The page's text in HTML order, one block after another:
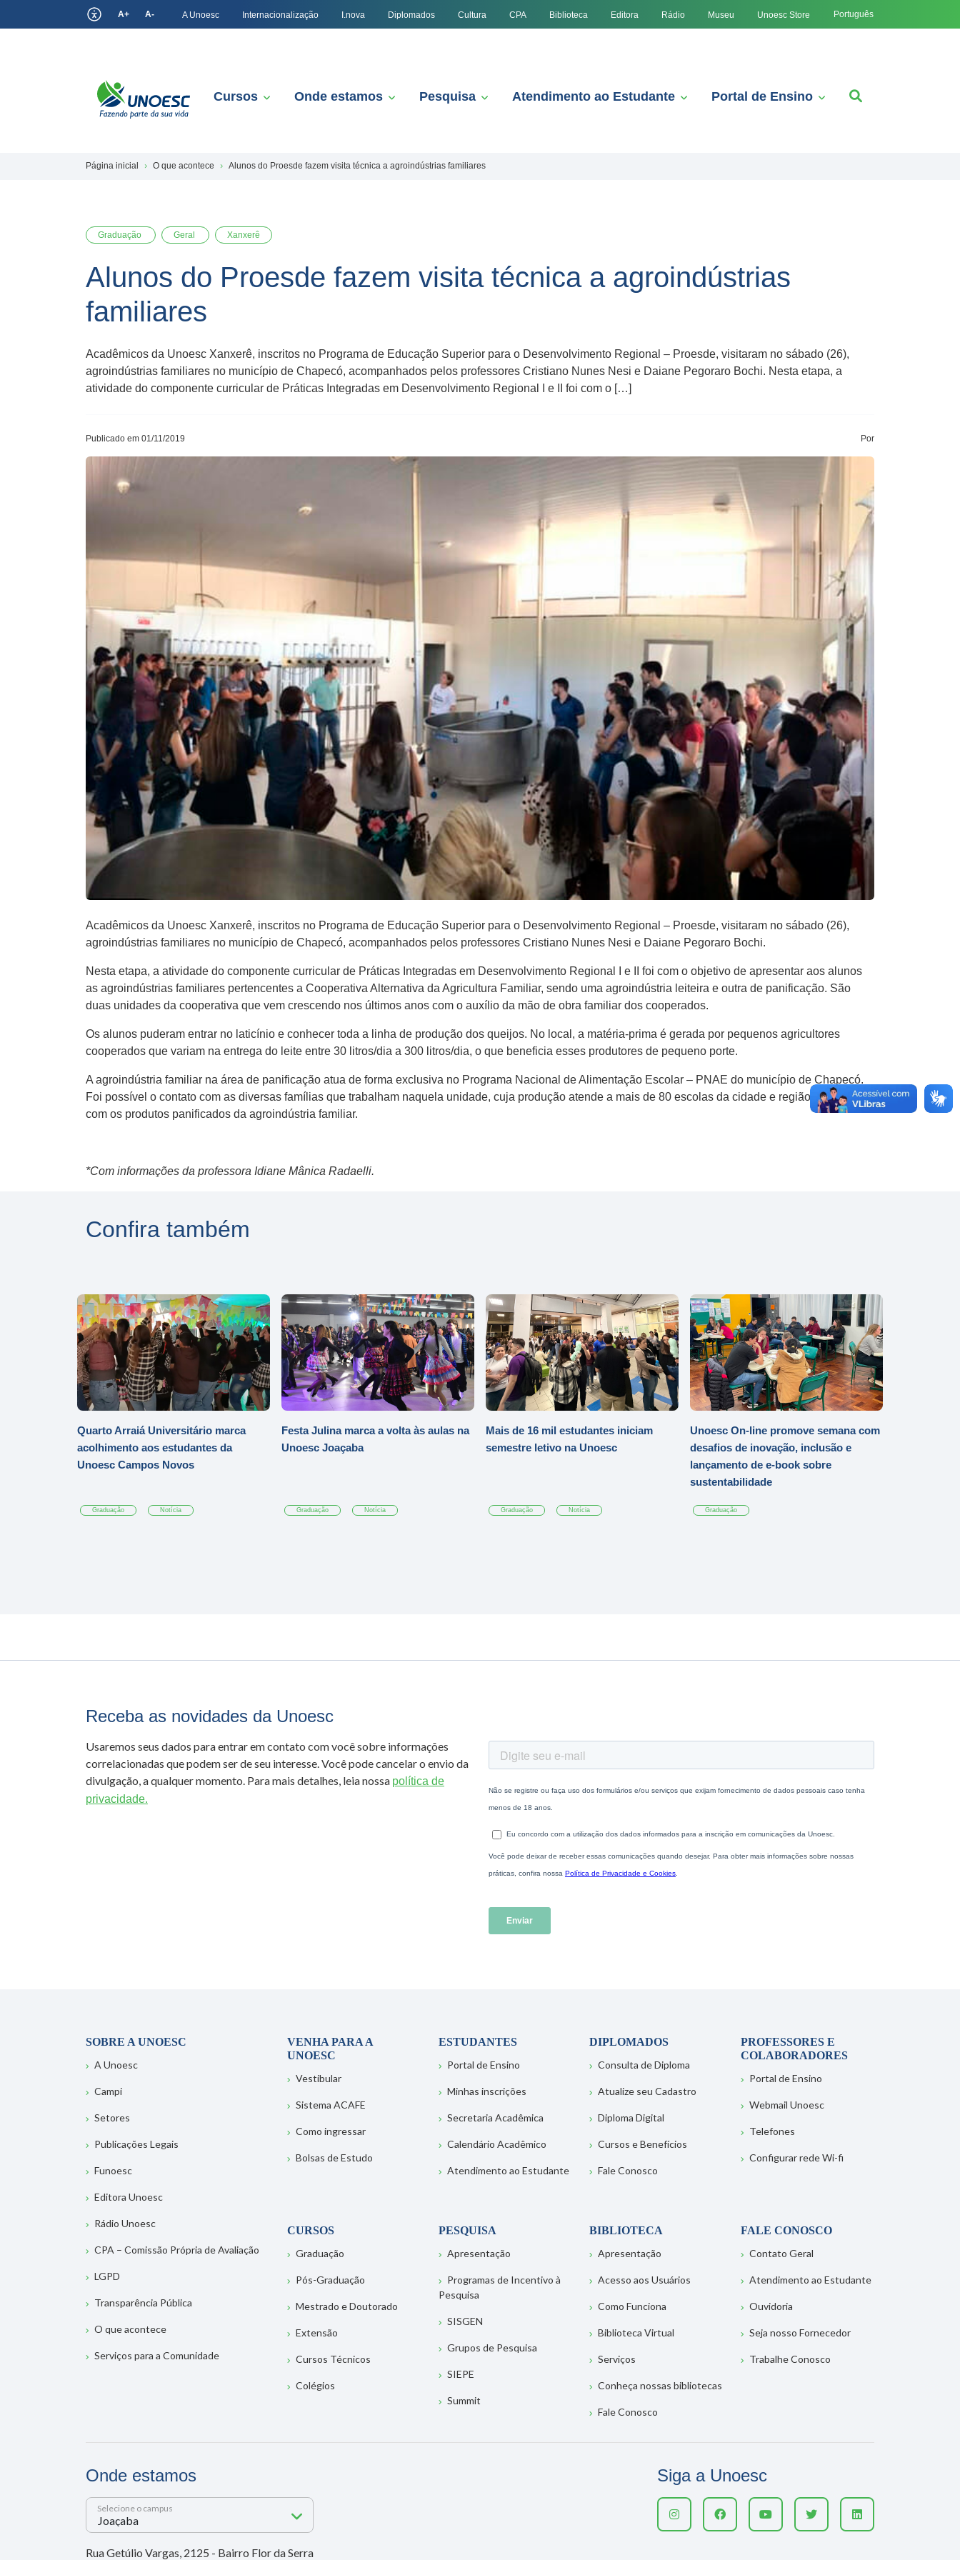
A+ A- A Unoesc Internacionalização I.nova Diplomados Cultura CPA Biblioteca Editora Rádio Museu Unoesc Store Português
Cursos Onde estamos Pesquisa Atendimento ao Estudante Portal de Ensino
Página inicial O que acontece Alunos do Proesde fazem visita técnica a agroindústrias familiares
Graduação Geral Xanxerê
Alunos do Proesde fazem visita técnica a agroindústrias
familiares
Acadêmicos da Unoesc Xanxerê, inscritos no Programa de Educação Superior para o Desenvolvimento Regional – Proesde, visitaram no sábado (26),
agroindústrias familiares no município de Chapecó, acompanhados pelos professores Cristiano Nunes Nesi e Daiane Pegoraro Bochi. Nesta etapa, a
atividade do componente curricular de Práticas Integradas em Desenvolvimento Regional I e II foi com o […]
Publicado em 01/11/2019 Por
Acadêmicos da Unoesc Xanxerê, inscritos no Programa de Educação Superior para o Desenvolvimento Regional – Proesde, visitaram no sábado (26),
agroindústrias familiares no município de Chapecó, acompanhados pelos professores Cristiano Nunes Nesi e Daiane Pegoraro Bochi.
Nesta etapa, a atividade do componente curricular de Práticas Integradas em Desenvolvimento Regional I e II foi com o objetivo de apresentar aos alunos
as agroindústrias familiares pertencentes a Cooperativa Alternativa da Agricultura Familiar, sendo uma agroindústria leiteira e outra de panificação. São
duas unidades da cooperativa que vem crescendo nos últimos anos com o auxílio da mão de obra familiar dos cooperados.
Os alunos puderam entrar no laticínio e conhecer toda a linha de produção dos queijos. No local, a matéria-prima é gerada por pequenos agricultores
cooperados que variam na entrega do leite entre 30 litros/dia a 300 litros/dia, o que beneficia esses produtores de pequeno porte.
A agroindústria familiar na área de panificação atua de forma exclusiva no Programa Nacional de Alimentação Escolar – PNAE do município de Chapecó.
Foi possível o contato com as diversas famílias que trabalham naquela unidade, cuja produção atende a mais de 80 escolas da cidade e região somente
com os produtos panificados da agroindústria familiar.
*Com informações da professora Idiane Mânica Radaelli.
Confira também
Quarto Arraiá Universitário marca
acolhimento aos estudantes da
Unoesc Campos Novos
Graduação Notícia
Festa Julina marca a volta às aulas na
Unoesc Joaçaba
Graduação Notícia
Mais de 16 mil estudantes iniciam
semestre letivo na Unoesc
Graduação Notícia
Unoesc On-line promove semana com
desafios de inovação, inclusão e
lançamento de e-book sobre
sustentabilidade
Graduação
Receba as novidades da Unoesc
Usaremos seus dados para entrar em contato com você sobre informações
correlacionadas que podem ser de seu interesse. Você pode cancelar o envio da
divulgação, a qualquer momento. Para mais detalhes, leia nossa política de
privacidade.
SOBRE A UNOESC
A Unoesc
Campi
Setores
Publicações Legais
Funoesc
Editora Unoesc
Rádio Unoesc
CPA – Comissão Própria de Avaliação
LGPD
Transparência Pública
O que acontece
Serviços para a Comunidade
VENHA PARA A
UNOESC
Vestibular
Sistema ACAFE
Como ingressar
Bolsas de Estudo
ESTUDANTES
Portal de Ensino
Minhas inscrições
Secretaria Acadêmica
Calendário Acadêmico
Atendimento ao Estudante
DIPLOMADOS
Consulta de Diploma
Atualize seu Cadastro
Diploma Digital
Cursos e Benefícios
Fale Conosco
PROFESSORES E
COLABORADORES
Portal de Ensino
Webmail Unoesc
Telefones
Configurar rede Wi-fi
CURSOS
Graduação
Pós-Graduação
Mestrado e Doutorado
Extensão
Cursos Técnicos
Colégios
PESQUISA
Apresentação
Programas de Incentivo à
Pesquisa
SISGEN
Grupos de Pesquisa
SIEPE
Summit
BIBLIOTECA
Apresentação
Acesso aos Usuários
Como Funciona
Biblioteca Virtual
Serviços
Conheça nossas bibliotecas
Fale Conosco
FALE CONOSCO
Contato Geral
Atendimento ao Estudante
Ouvidoria
Seja nosso Fornecedor
Trabalhe Conosco
Onde estamos
Selecione o campus
Rua Getúlio Vargas, 2125 - Bairro Flor da Serra
Siga a Unoesc